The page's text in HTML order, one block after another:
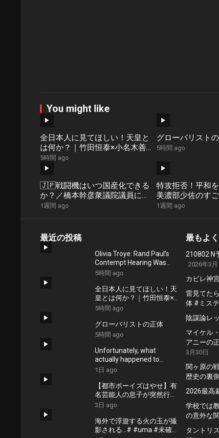
You might like
全日本人に見てほしい！天皇と
は何か？｜竹田恒泰×小名木善
行
5時間 ago
グローバリスト
5時間 ago
🇯🇵戦闘機はいつ国産化できる
か？／橋本幹彦衆議院議員に聞
く01
1週間 ago
特攻拒否！平和
美濃部少佐のす
|石川真理子
1週間 ago
最近の投稿
Olivia Troye: Rand Paul’s
Contempt Hearing Was
Entirely Performative
5時間 ago
全日本人に見てほしい！天
皇とは何か？｜竹田恒泰×小
名木善行
5時間 ago
グローバリストの正体
5時間 ago
Unfortunately, what
actually happened to
the “Star Dust” is not as fun
1日 ago
【都市ボーイズはやせ】有
名芸能人の息子が突然行方
不明に…芸能界の怖すぎる
3日 ago
海外で浮遊する火の玉が撮
影される…# #uma #未確認
最もよ
210802 N
2026年3月
カビレ神
雷見てた
体 #ミス
陰謀論レ
マイケル
アニーの
3月30日
関ヶ原の
歴史の裏
2026最高
学校では
の意外な
タントリ